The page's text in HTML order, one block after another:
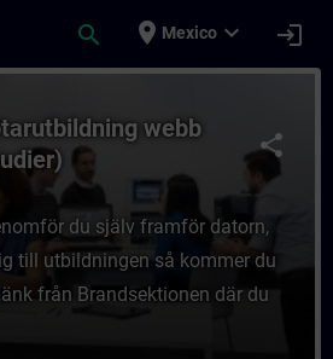
search place Mexico expand_more login
share
webb
du själv framför datorn,
till utbildningen så kommer du
från Brandsektionen där du